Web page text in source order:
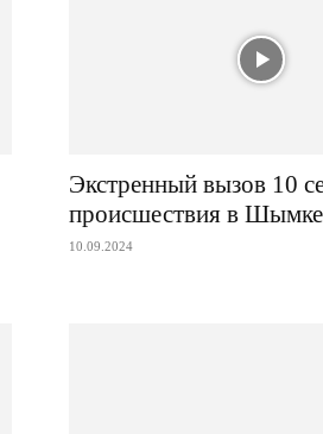
Экстренный вызов 10
происшествия в
10.09.2024